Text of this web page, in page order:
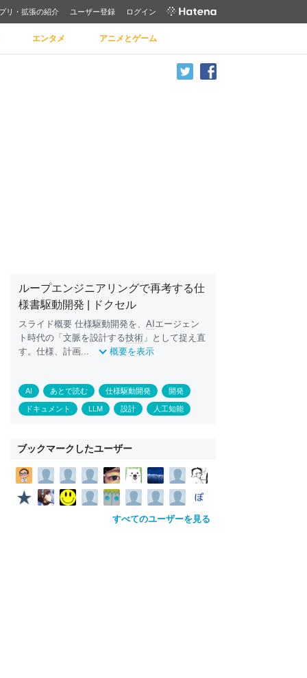
リ・拡張の紹介 ユーザー登録 ログイン
エンタメ アニメとゲーム
ループエンジニアリングで再考する仕
様書駆動開発 | ドクセル
スライド概要 仕様駆動開発を、 AI エージェン
ト時代の「文脈を設計する技術 」として捉え直
す。仕様、計画...
概要を表示
AI あとで読む 仕様駆動開発 開発
ドキュメント LLM 設計 人工知能
ブックマークしたユーザー
すべてのユーザーを見る